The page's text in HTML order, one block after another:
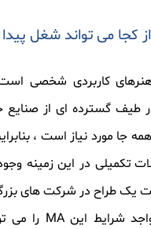
کجا می تواند شغل
کاربردی شخصی
طیف گسترده ای از
جا مورد نیاز است ،
تکمیلی در این زمینه
یک طراح در شرکت های
شرایط اینMA
را می